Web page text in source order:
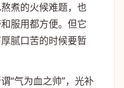
煮的火候难题，也
服用都方便。但它
腻口苦的时候要暂
“气为血之帅”，光补